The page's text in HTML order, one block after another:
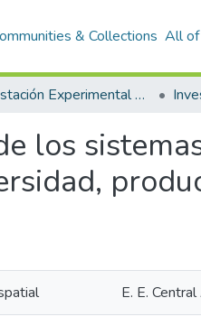
& Collections All of
7.- Estación Experimental Central Amazónica
los
E. E.